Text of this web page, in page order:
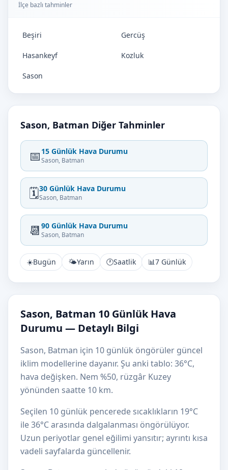
İlçe bazlı tahminler
Beşiri Gercüş
Hasankeyf Kozluk
Sason
Sason, Batman Diğer Tahminler
📅 15 Günlük Hava Durumu
Sason, Batman
🗓️30 Günlük Hava Durumu
Sason, Batman
📆 90 Günlük Hava Durumu
Sason, Batman
☀️Bugün 🌤️Yarın 🕐Saatlik 📊7 Günlük
Sason, Batman 10 Günlük Hava
Durumu — Detaylı Bilgi
Sason, Batman için 10 günlük öngörüler güncel
iklim modellerine dayanır. Şu anki tablo: 36°C,
hava değişken. Nem %50, rüzgâr Kuzey
yönünden saatte 10 km.
Seçilen 10 günlük pencerede sıcaklıkların 19°C
ile 36°C arasında dalgalanması öngörülüyor.
Uzun periyotlar genel eğilimi yansıtır; ayrıntı kısa
vadeli sayfalarda güncellenir.